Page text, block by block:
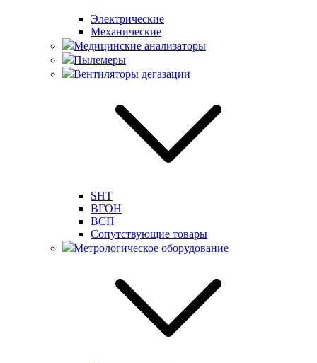
Электрические
Механические
Медицинские анализаторы
Пылемеры
Вентиляторы дегазации
SHT
ВГОН
ВСП
Сопутствующие товары
Метрологическое оборудование